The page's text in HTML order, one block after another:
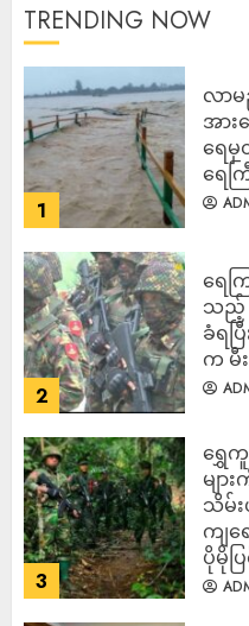
TRENDING NOW
1
လာ
အား
ရေ
ရေက
2
ရေက
သည့်
ခံရပ
က မီ
3
ရွှေကူ
မျာ
သိမ်း
ကျရ
ပိုမိုပ